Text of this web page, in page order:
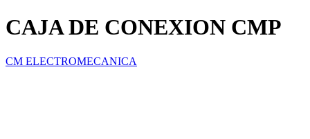
CAJA DE CONEXION CMP
CM ELECTROMECANICA